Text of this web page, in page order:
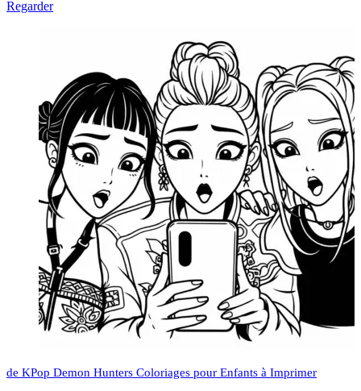
Regarder
de KPop Demon Hunters Coloriages pour Enfants à Imprimer